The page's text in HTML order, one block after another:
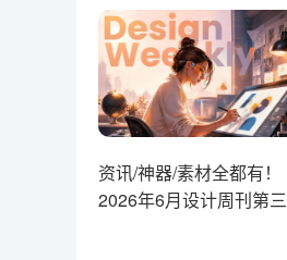
资讯/神器/素材全都有！
2026年6月设计周刊第三